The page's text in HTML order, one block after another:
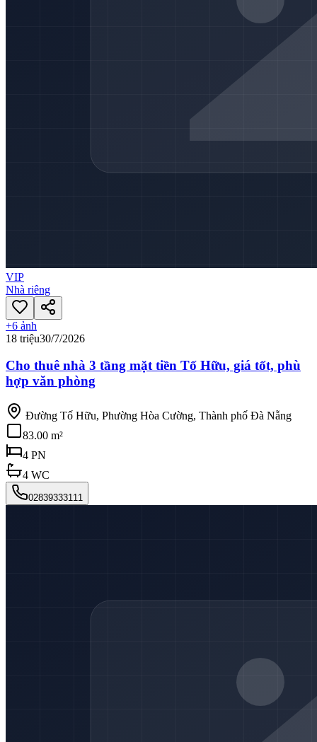
VIP
Nhà riêng
+6 ảnh
18 triệu30/7/2026
Cho thuê nhà 3 tầng mặt tiền Tố Hữu, giá tốt, phù
hợp văn phòng
Đường Tố Hữu, Phường Hòa Cường, Thành phố Đà Nẵng
83.00 m²
4 PN
4 WC
02839333111